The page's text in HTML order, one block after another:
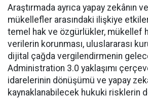
Araştırmada ayrıca yapay zekânın
mükellefler arasındaki ilişkiye
temel hak ve özgürlükler, mükellef
verilerin korunması, uluslararası
dijital çağda vergilendirmenin
Administration 3.0 yaklaşımı
idarelerinin dönüşümü ve yapay
kaynaklanabilecek hukuki risklerin